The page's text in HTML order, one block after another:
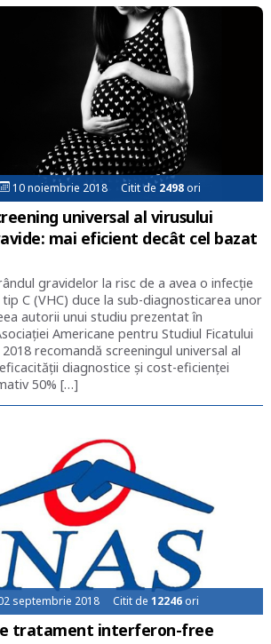
10 noiembrie 2018 Citit de2498ori
universal al virusului
mai eficient decât cel bazat
gravidelor la risc de a avea o infecție
C (VHC) duce la sub-diagnosticarea unor
autorii unui studiu prezentat în
Americane pentru Studiul Ficatului
recomandă screeningul universal al
diagnostice și cost-eficienței
50% […]
septembrie 2018 Citit de12246 ori
tratament interferon-free